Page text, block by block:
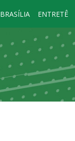
BRASÍLIA ENTRETÊ